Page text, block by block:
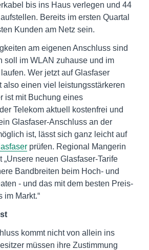
bis ins Haus verlegen und 44
Bereits im ersten Quartal
Kunden am Netz sein.
am eigenen Anschluss sind
soll im WLAN zuhause und im
Wer jetzt auf Glasfaser
also einen viel leistungsstärkeren
ist mit Buchung eines
Telekom aktuell kostenfrei und
Glasfaser-Anschluss an der
ist, lässt sich ganz leicht auf
prüfen. Regional Mangerin
„Unsere neuen Glasfaser-Tarife
Bandbreiten beim Hoch- und
- und das mit dem besten Preis-
im Markt.“
kommt nicht von allein ins
müssen ihre Zustimmung